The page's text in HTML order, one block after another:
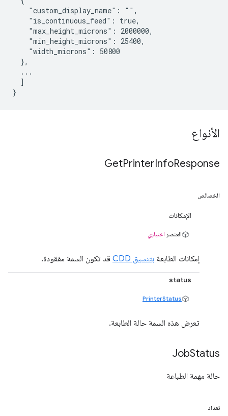
    "custom_display_name": "",
    "is_continuous_feed": true,
    "max_height_microns": 2000000,
    "min_height_microns": 25400,
    "width_microns": 50800
  },
  ...
  ]
الأنواع
GetPrinterInfoResponse
الخصائص
الإمكانات
العنصر اختياري
إمكانات الطابعة بتنسيق CDD قد تكون السمة مفقودة.
status
PrinterStatus
تعرض هذه السمة حالة الطابعة.
JobStatus
حالة مهمة الطباعة
تعداد